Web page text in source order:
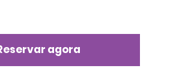
agora